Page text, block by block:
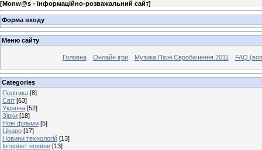
[Monw@s - інформаційно-розважальний сайт]
Форма входу
Меню сайту
Головна Онлайн ігри Музика Пісні Євробачення 2011 FAQ
Categories
Політика [8]
Світ [63]
Україна [52]
Зірки [18]
Нові фільми [5]
Цікаво [17]
Новини технологій [13]
Інтернет новини [13]